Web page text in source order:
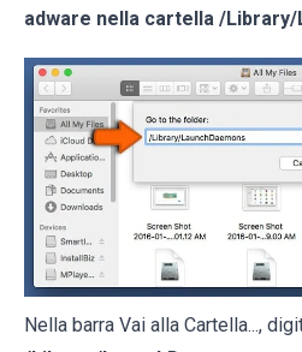
adware nella cartella /Library/
Nella barra Vai alla Cartella...,